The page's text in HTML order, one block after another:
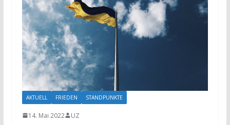
AKTUELL FRIEDEN STANDPUNKTE
14. Mai 2022 UZ